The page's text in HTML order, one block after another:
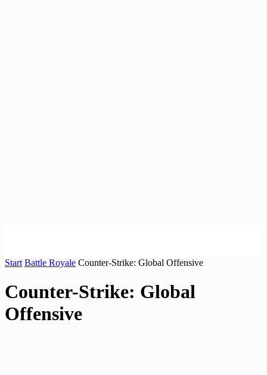
Start Battle Royale Counter-Strike: Global Offensive
Counter-Strike: Global
Offensive